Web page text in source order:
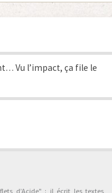
Vu l’impact, ça file le
d’Acide" : il écrit les textes,